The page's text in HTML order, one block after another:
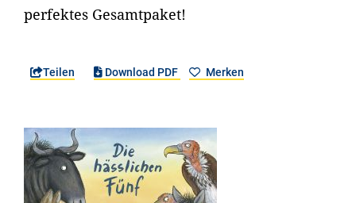
perfektes Gesamtpaket!
Teilen Download PDF Merken